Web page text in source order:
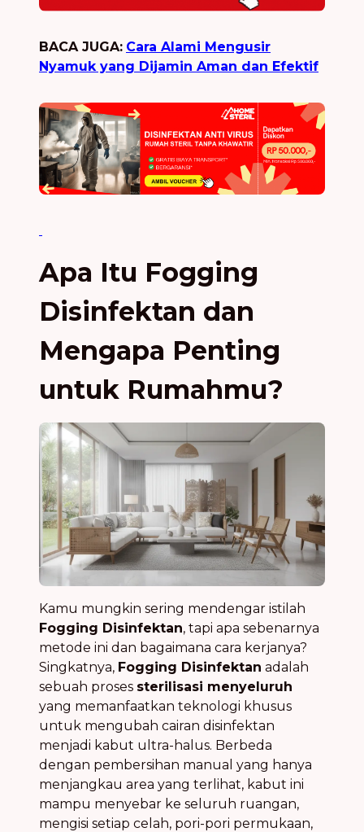
BACA JUGA: Cara Alami Mengusir
Nyamuk yang Dijamin Aman dan Efektif
Apa Itu Fogging
Disinfektan dan
Mengapa Penting
untuk Rumahmu?
Kamu mungkin sering mendengar istilah
Fogging Disinfektan, tapi apa sebenarnya
metode ini dan bagaimana cara kerjanya?
Singkatnya, Fogging Disinfektan adalah
sebuah proses sterilisasi menyeluruh
yang memanfaatkan teknologi khusus
untuk mengubah cairan disinfektan
menjadi kabut ultra-halus. Berbeda
dengan pembersihan manual yang hanya
menjangkau area yang terlihat, kabut ini
mampu menyebar ke seluruh ruangan,
mengisi setiap celah, pori-pori permukaan,